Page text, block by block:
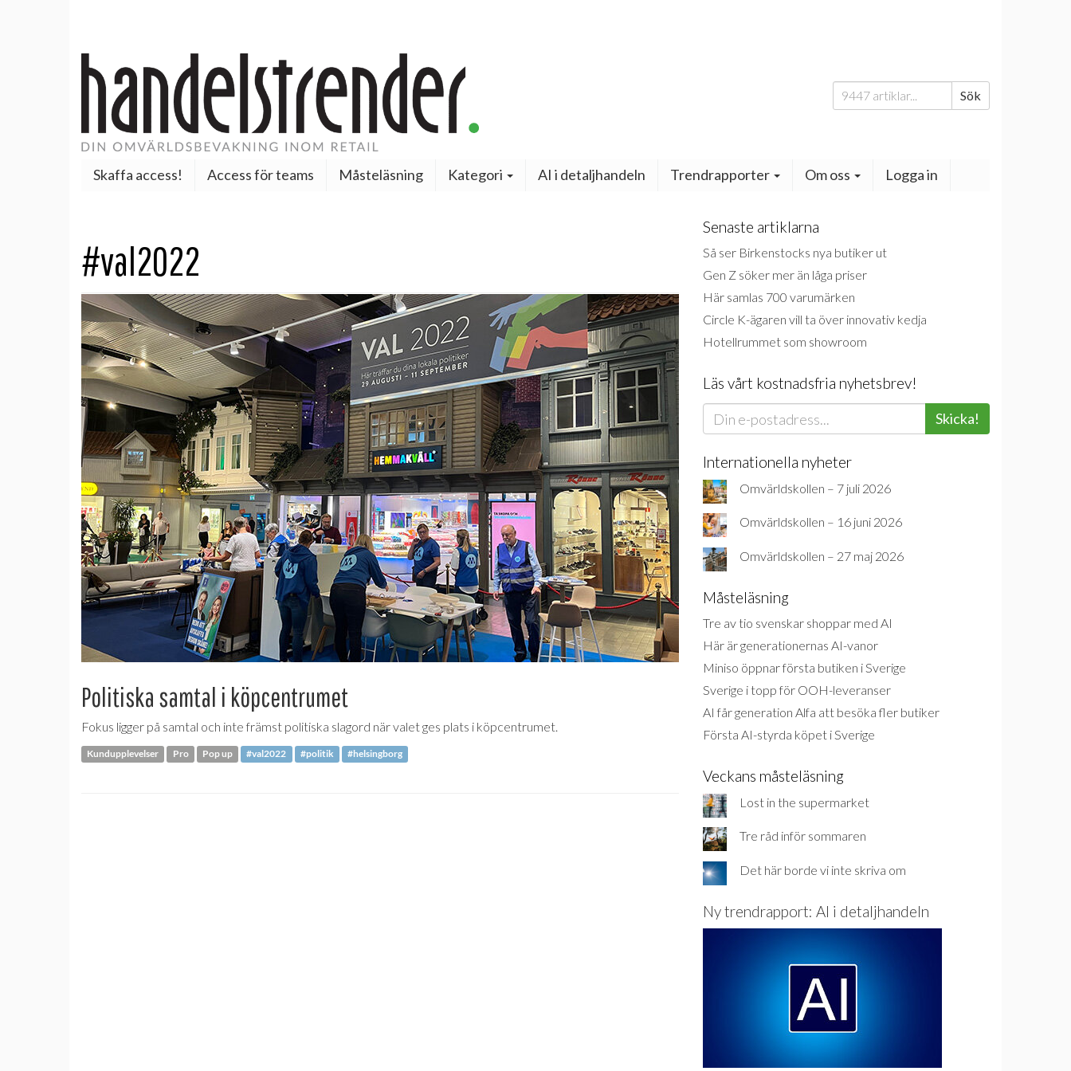
Sök
efter:
Sök
Skaffa access! Access för teams Måsteläsning Kategori AI i detaljhandeln Trendrapporter Om oss Logga in
#val2022
Politiska samtal i köpcentrumet
Fokus ligger på samtal och inte främst politiska slagord när valet ges plats i köpcentrumet.
Kundupplevelser Pro Pop up #val2022 #politik #helsingborg
Senaste artiklarna
Så ser Birkenstocks nya butiker ut
Gen Z söker mer än låga priser
Här samlas 700 varumärken
Circle K-ägaren vill ta över innovativ kedja
Hotellrummet som showroom
Läs vårt kostnadsfria nyhetsbrev!
Skicka!
Internationella nyheter
Omvärldskollen – 7 juli 2026
Omvärldskollen – 16 juni 2026
Omvärldskollen – 27 maj 2026
Måsteläsning
Tre av tio svenskar shoppar med AI
Här är generationernas AI-vanor
Miniso öppnar första butiken i Sverige
Sverige i topp för OOH-leveranser
AI får generation Alfa att besöka fler butiker
Första AI-styrda köpet i Sverige
Veckans måsteläsning
Lost in the supermarket
Tre råd inför sommaren
Det här borde vi inte skriva om
Ny trendrapport: AI i detaljhandeln